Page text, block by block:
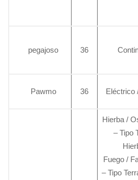
pegajoso 36
Pawmo 36 Eléctrico
Hierba /
– Tipo
Fuego /
– Tipo